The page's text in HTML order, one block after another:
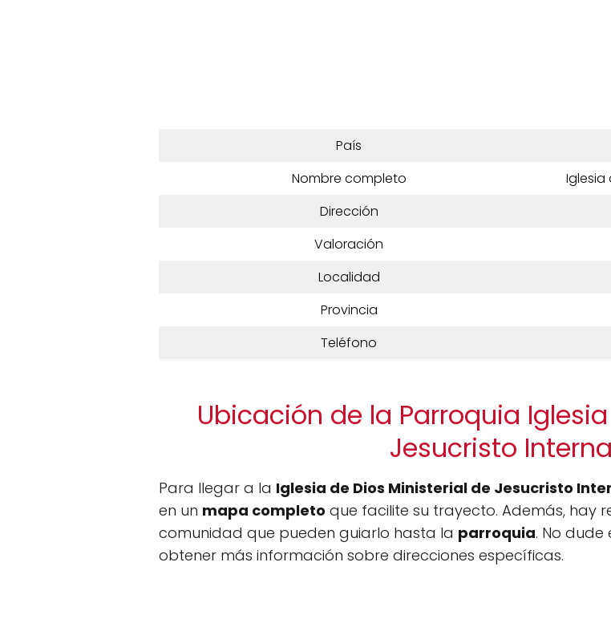
País
Nombre completo
Iglesia
Dirección
Valoración
Localidad
Provincia
Teléfono
Ubicación de la Parroquia
Jesucristo
Para llegar a la Iglesia de Dios Ministerial de Jesucristo
en un mapa completo que facilite su trayecto. Además, hay
comunidad que pueden guiarlo hasta la parroquia. No
obtener más información sobre direcciones específicas.